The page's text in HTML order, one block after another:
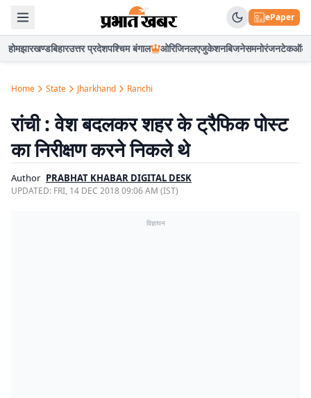
ePaper
होमझारखण्डबिहारउत्तर प्रदेशपश्चिम बंगाल ओरिजिनलएजुकेशनबिजनेसमनोरंजनटेकऑटो
Home State Jharkhand Ranchi
रांची : वेश बदलकर शहर के ट्रैफिक पोस्ट
का निरीक्षण करने निकले थे
Author PRABHAT KHABAR DIGITAL DESK
UPDATED: FRI, 14 DEC 2018 09:06 AM (IST)
विज्ञापन